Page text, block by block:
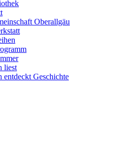
Oberallgäu
liest
entdeckt Geschichte